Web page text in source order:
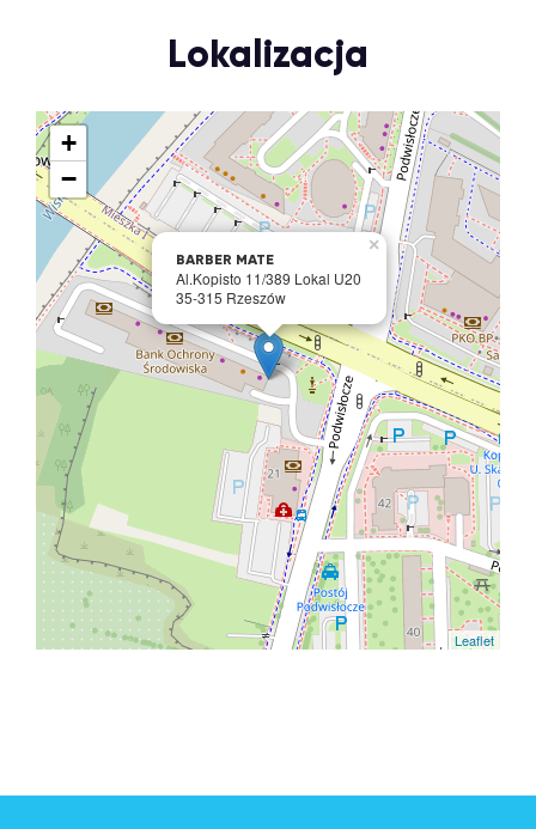
Lokalizacja
BARBER MATE
Al.Kopisto 11/389 Lokal U20
35-315 Rzeszów
×
+
−
Leaflet